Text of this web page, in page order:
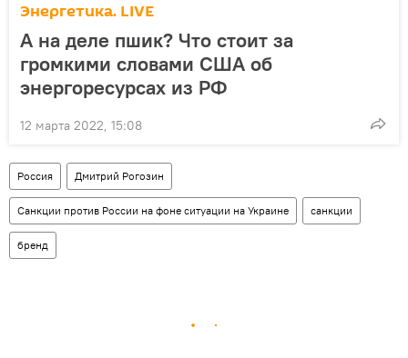
Энергетика. LIVE
А на деле пшик? Что стоит за
громкими словами США об
энергоресурсах из РФ
12 марта 2022, 15:08
Россия Дмитрий Рогозин
Санкции против России на фоне ситуации на Украине санкции
бренд